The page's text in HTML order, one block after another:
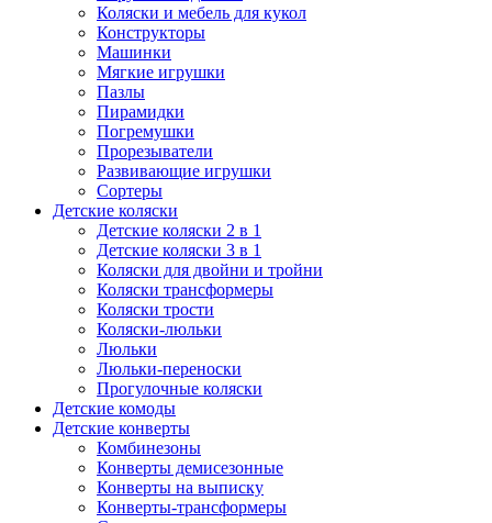
Коляски и мебель для кукол
Конструкторы
Машинки
Мягкие игрушки
Пазлы
Пирамидки
Погремушки
Прорезыватели
Развивающие игрушки
Сортеры
Детские коляски
Детские коляски 2 в 1
Детские коляски 3 в 1
Коляски для двойни и тройни
Коляски трансформеры
Коляски трости
Коляски-люльки
Люльки
Люльки-переноски
Прогулочные коляски
Детские комоды
Детские конверты
Комбинезоны
Конверты демисезонные
Конверты на выписку
Конверты-трансформеры